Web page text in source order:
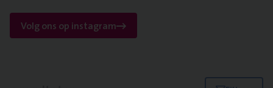
Volg ons op instagram